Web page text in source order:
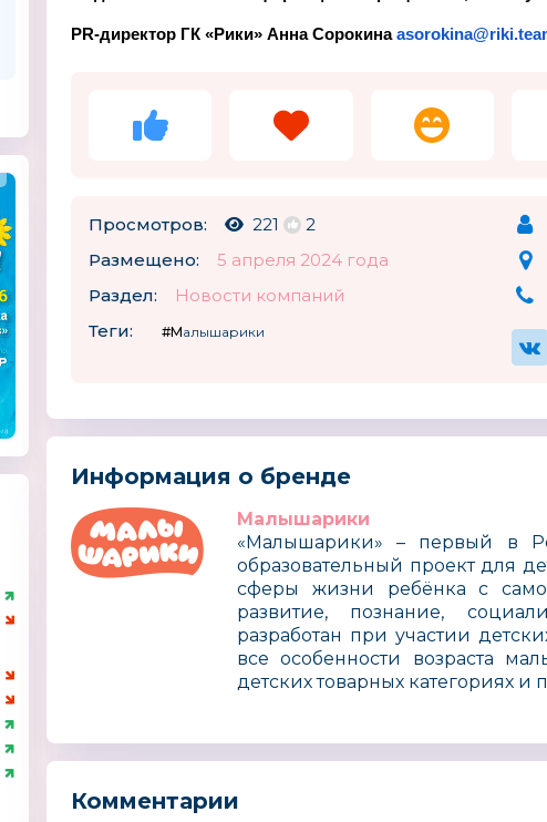
Coletto
Польша
UPPAbaby
США
TIGER
ФЭМИЛИ)
PR-директор ГК «Рики» Анна Сорокина
Просмотров: 221
2
Размещено:
5 апреля 2024 года
Раздел:
Новости компаний
Теги:
#Малышарики
Информация о бренде
Малышарики
«Малышарики» – первый в
образовательный проект для
сферы жизни ребёнка с
развитие, познание,
разработан при участии
все особенности возраста
детских товарных категориях и
Комментарии